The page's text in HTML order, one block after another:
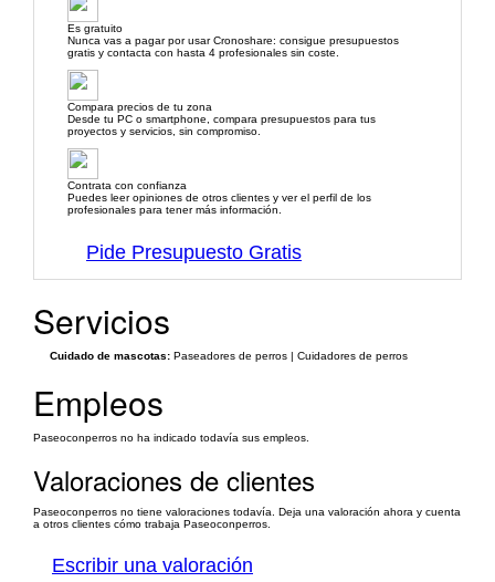
Es gratuito
Nunca vas a pagar por usar Cronoshare: consigue presupuestos
gratis y contacta con hasta 4 profesionales sin coste.
Compara precios de tu zona
Desde tu PC o smartphone, compara presupuestos para tus
proyectos y servicios, sin compromiso.
Contrata con confianza
Puedes leer opiniones de otros clientes y ver el perfil de los
profesionales para tener más información.
Pide Presupuesto Gratis
Servicios
Cuidado de mascotas: Paseadores de perros | Cuidadores de perros
Empleos
Paseoconperros no ha indicado todavía sus empleos.
Valoraciones de clientes
Paseoconperros no tiene valoraciones todavía. Deja una valoración ahora y cuenta
a otros clientes cómo trabaja Paseoconperros.
Escribir una valoración